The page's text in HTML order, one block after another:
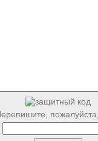
пожалуйста,